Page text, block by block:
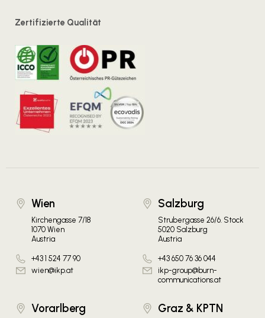
Zertifizierte Qualität
Wien
Kirchengasse 7/18
1070 Wien
Austria
+43 1 524 77 90
wien@ikp.at
Salzburg
Strubergasse 26/6. Stock
5020 Salzburg
Austria
+43 650 76 36 044
ikp-group@burn-
communications.at
Vorarlberg Graz & KPTN